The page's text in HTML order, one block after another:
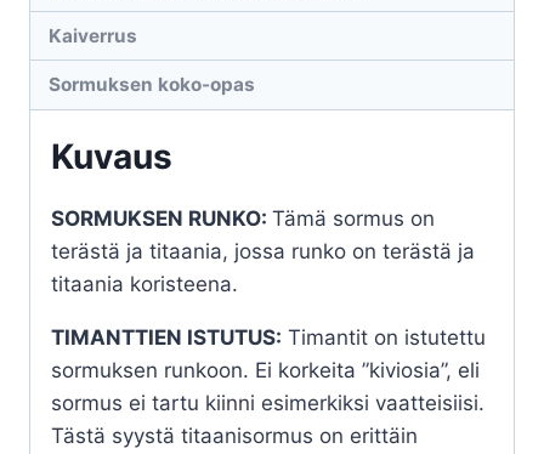
Kaiverrus
Sormuksen koko-opas
Kuvaus
SORMUKSEN RUNKO: Tämä sormus on
terästä ja titaania, jossa runko on terästä ja
titaania koristeena.
TIMANTTIEN ISTUTUS: Timantit on istutettu
sormuksen runkoon. Ei korkeita ”kiviosia”, eli
sormus ei tartu kiinni esimerkiksi vaatteisiisi.
Tästä syystä titaanisormus on erittäin